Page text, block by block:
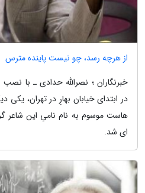
از هرچه رسد، چو نیست پاینده مترس
خبرنگاران ؛ نصرالله حدادی ـ با
در ابتدای خیابان بهارِ در تهران، یکی
هاست موسوم به نام نامیِ این شاعر
ای شد.